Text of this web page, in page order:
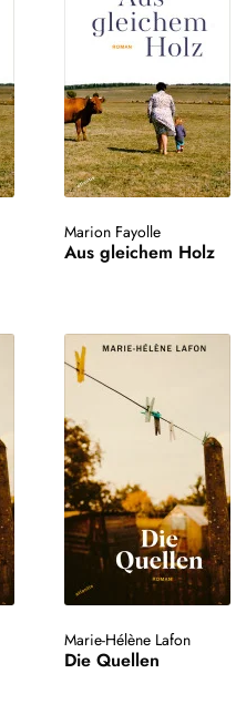
Marion Fayolle
Aus gleichem Holz
Marie-Hélène Lafon
Die Quellen